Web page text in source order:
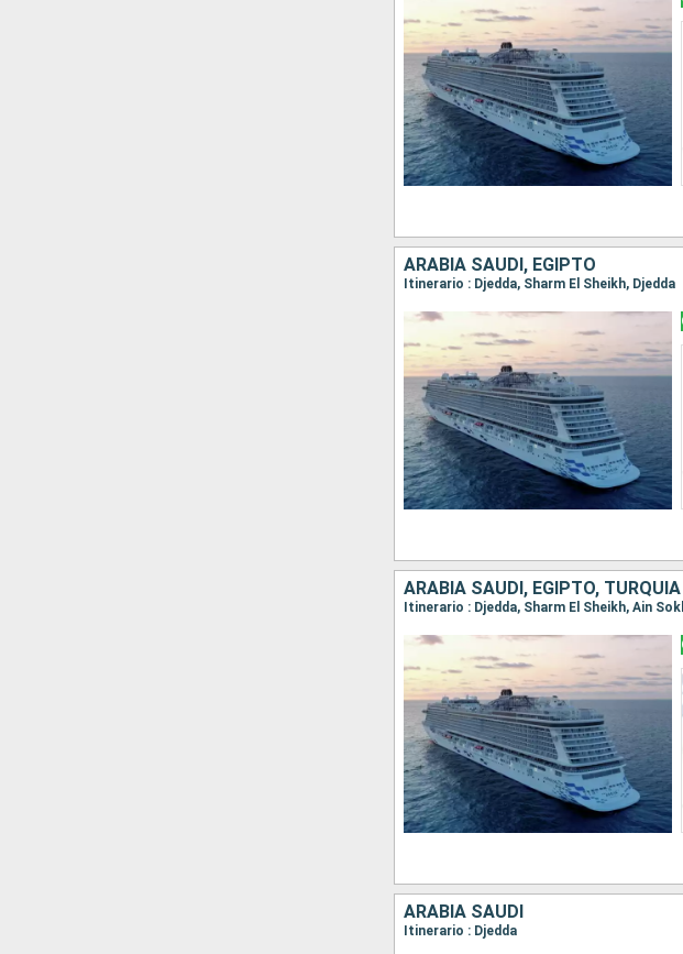
ARABIA SAUDÍ, EGIPTO
Itinerario : Djedda, Sharm El Sheikh, Djedda
ARABIA SAUDÍ, EGIPTO, TURQUÍA
Itinerario : Djedda, Sharm El Sheikh, Ain
ARABIA SAUDÍ
Itinerario : Djedda